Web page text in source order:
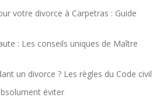
votre divorce à Carpetras : Guide
: Les conseils uniques de Maître
un divorce ? Les règles du Code civil
éviter